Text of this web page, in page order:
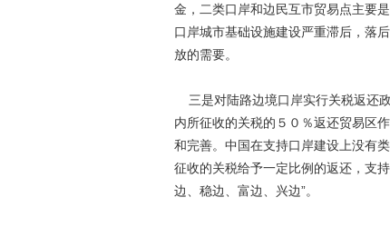
金，二类口岸和边民互市贸易点主要
口岸城市基础设施建设严重滞后，落
放的需要。
三是对陆路边境口岸实行关税返还
内所征收的关税的５０％返还贸易区
和完善。中国在支持口岸建设上没有
征收的关税给予一定比例的返还，支
边、稳边、富边、兴边”。